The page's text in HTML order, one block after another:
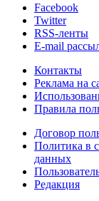
Facebook
Twitter
RSS-ленты
E-mail
Контакты
Реклама на
Правила
Договор
Политика в
данных
Редакция